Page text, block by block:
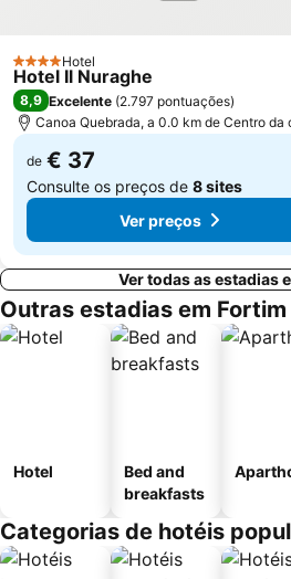
4 Estrelas
Hotel
Hotel Il Nuraghe
8,9 Excelente (2.797 pontuações)
Canoa Quebrada, a 0.0 km de Centro da
de € 37
Consulte os preços de 8 sites
Ver preços
Ver todas as estadias
Outras estadias em Fortim
Hotel
Bed and
breakfasts
Categorias de hotéis